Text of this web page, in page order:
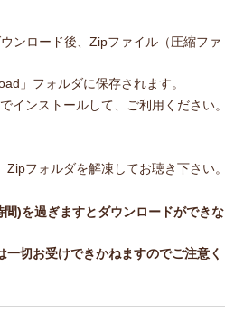
ンロード後、Zipファイル（圧縮ファ
」フォルダに保存されます。
インストールして、ご利用ください。
フォルダを解凍してお聴き下さい。
)を過ぎますとダウンロードができな
切お受けできかねますのでご注意く